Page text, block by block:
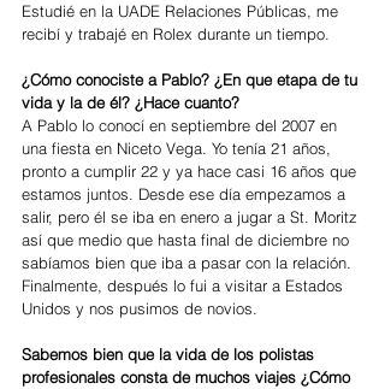
Estudié en la UADE Relaciones Públicas, me
recibí y trabajé en Rolex durante un tiempo.
¿Cómo conociste a Pablo? ¿En que etapa de tu
vida y la de él? ¿Hace cuanto?
A Pablo lo conocí en septiembre del 2007 en
una fiesta en Niceto Vega. Yo tenía 21 años,
pronto a cumplir 22 y ya hace casi 16 años que
estamos juntos. Desde ese día empezamos a
salir, pero él se iba en enero a jugar a St. Moritz
así que medio que hasta final de diciembre no
sabíamos bien que iba a pasar con la relación.
Finalmente, después lo fui a visitar a Estados
Unidos y nos pusimos de novios.
Sabemos bien que la vida de los polistas
profesionales consta de muchos viajes ¿Cómo